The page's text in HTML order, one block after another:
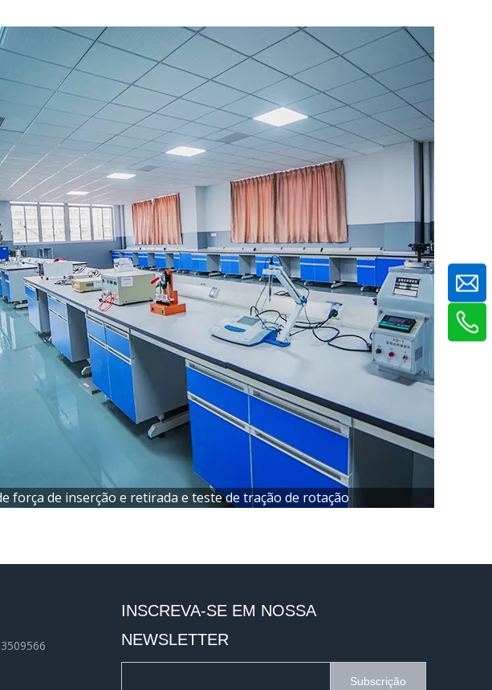
força de inserção e retirada e teste de tração de rotação
INSCREVA-SE EM NOSSA
NEWSLETTER
Subscrição